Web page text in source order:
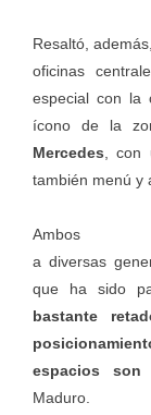
Resaltó,
oficinas
especial con la
ícono de la
Mercedes ,
también menú y
Ambos
a diversas
que ha sido
bastante
espacios
Maduro.